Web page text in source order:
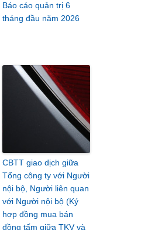
Báo cáo quản trị 6
tháng đầu năm 2026
CBTT giao dịch giữa
Tổng công ty với Người
nội bộ, Người liên quan
với Người nội bộ (Ký
hợp đồng mua bán
đồng tấm giữa TKV và